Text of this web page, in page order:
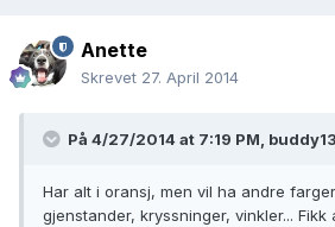
Anette
Skrevet 27. April 2014
På 4/27/2014 at 7:19 PM,
Har alt i oransj, men vil ha andre
gjenstander, kryssninger, vinkler...